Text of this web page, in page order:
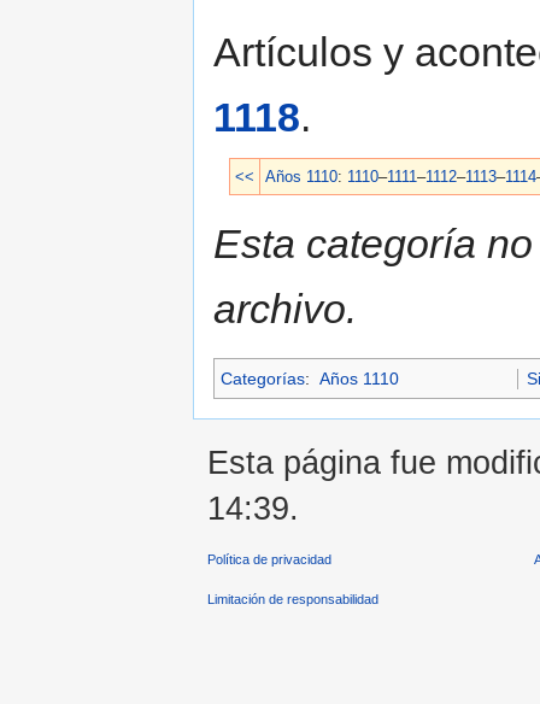
Artículos y
1118.
<< Años 1110: 1110–1111–1112–1113–1114
Esta categoría
archivo.
Categorías: Años 1110
Esta página fue
14:39.
Política de privacidad
Limitación de responsabilidad